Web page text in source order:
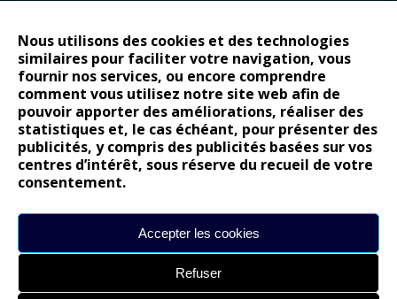
Nous utilisons des cookies et des technologies
similaires pour faciliter votre navigation, vous
fournir nos services, ou encore comprendre
comment vous utilisez notre site web afin de
pouvoir apporter des améliorations, réaliser des
statistiques et, le cas échéant, pour présenter des
publicités, y compris des publicités basées sur vos
centres d’intérêt, sous réserve du recueil de votre
consentement.
Accepter les cookies
Refuser
14 juillet : nouveau film de marque pour Citroën
Renault Espace : voyage, voyage…
Peugeot E-208 GTi : naissance d’une légende
COMMENTAIRES RÉCENTS
Bernard DardartdansDacia Sandero : pour les gens vrais
Alpine A290 : L’irrésistible attraction de la légèreté
leroydansLancia Ypsilon : naturellement envoûtante ?
Nouvelle Opel Corsa : Yes of Corsa !